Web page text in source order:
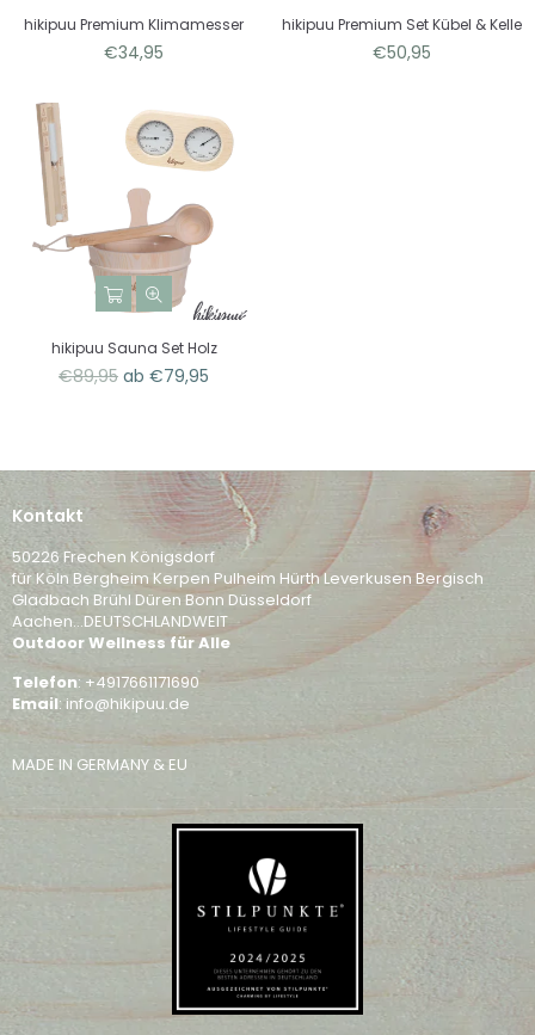
hikipuu Premium Klimamesser
Normaler
€34,95
hikipuu Premium Set Kübel & Kelle
Normaler
€50,95
hikipuu Sauna Set Holz
Normaler
€89,95 ab €79,95
Kontakt
50226 Frechen Königsdorf
für Köln Bergheim Kerpen Pulheim Hürth Leverkusen Bergisch
Gladbach Brühl Düren Bonn Düsseldorf
Aachen...DEUTSCHLANDWEIT
Outdoor Wellness für Alle
Telefon: +4917661171690
Email: info@hikipuu.de
MADE IN GERMANY & EU